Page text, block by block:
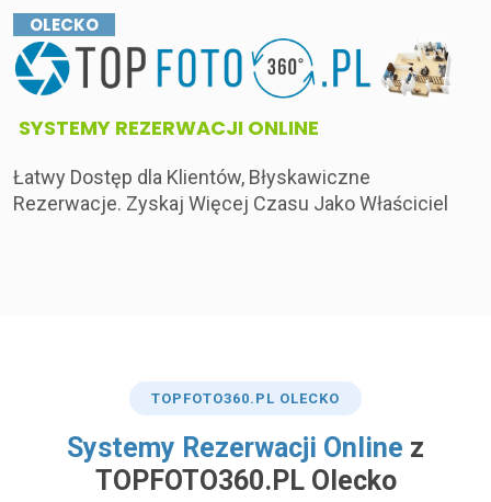
OLECKO
​SYSTEMY REZERWACJI ONLINE
Łatwy Dostęp dla Klientów, Błyskawiczne
Rezerwacje. Zyskaj Więcej Czasu Jako Właściciel
TOP FOTO360.PL OLECKO
​Systemy Rezerwacji Online z
TOPFOTO360.PL Olecko